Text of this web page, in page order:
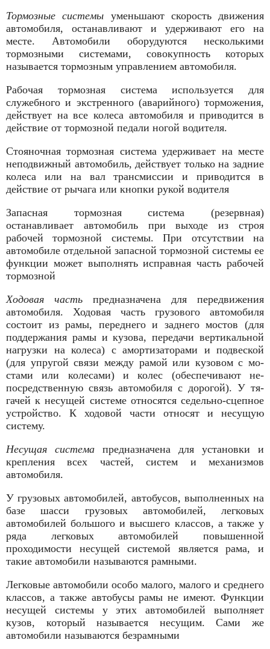
Тормозные системы уменьшают скорость движения
автомобиля, останавливают и удерживают его на
месте. Автомобили оборудуются несколькими
тормозными системами, совокупность которых
называется тормозным управлением автомобиля.
Рабочая тормозная система используется для
служебного и экс­тренного (аварийного) торможения,
действует на все колеса ав­томобиля и приводится в
действие от тормозной педали ногой водителя.
Стояночная тормозная система удерживает на месте
неподвижный автомобиль, действует только на задние
колеса или на вал трансмиссии и приводится в
действие от рычага или кнопки рукой водителя
Запасная тормозная система (резервная)
останавливает автомобиль при выходе из строя
рабочей тормозной системы. При отсутствии на
автомобиле отдельной запасной тормозной системы ее
функции может выполнять исправная часть рабочей
тормозной
Ходовая часть предназначена для передвижения
автомобиля. Ходовая часть грузового автомобиля
состоит из рамы, переднего и заднего мостов (для
поддер­жания рамы и кузова, передачи вертикальной
на­грузки на колеса) с амортизаторами и подвеской
(для упругой связи между рамой или кузовом с мо­
стами или колесами) и колес (обеспечивают не­
посредственную связь автомобиля с дорогой). У тя­
гачей к несущей системе относятся седельно-сцепное
устройство. К ходовой части относят и несущую
систему.
Несущая система предназначена для установки и
крепления всех частей, систем и механизмов
автомобиля.
У грузовых автомобилей, автобусов, выполненных на
базе шасси грузовых автомобилей, легковых
автомобилей большого и высше­го классов, а также у
ряда легковых автомобилей повышенной
проходимости несущей системой является рама, и
такие автомобили называются рамными.
Легковые автомобили особо малого, малого и среднего
классов, а также автобусы рамы не имеют. Функции
несущей системы у этих автомобилей выполняет
кузов, который называется несу­щим. Сами же
автомобили называются безрамными